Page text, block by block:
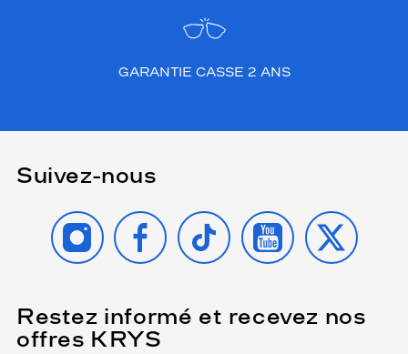
GARANTIE CASSE 2 ANS
Suivez-nous
INSTAGRAMFACEBOOK
TIKTOK YOUTUBE
X
Restez informé et recevez nos
offres KRYS
Name
(Ce
champ
est